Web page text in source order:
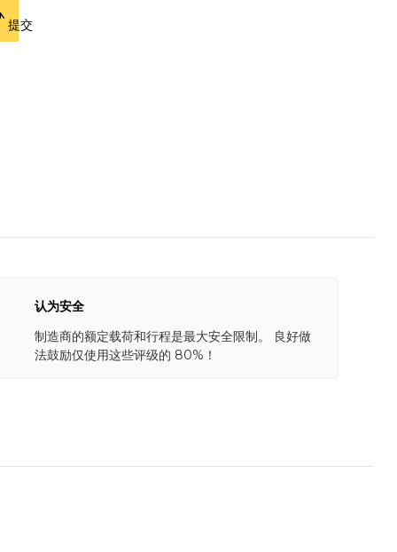
提交
认为安全
制造商的额定载荷和行程是最大安全限制。 良好做
法鼓励仅使用这些评级的 80%！